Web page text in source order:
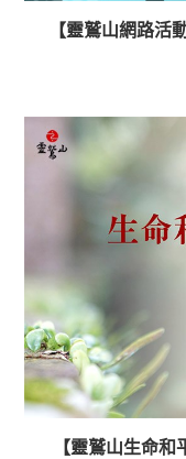
【靈鷲山網路活
【靈鷲山生命